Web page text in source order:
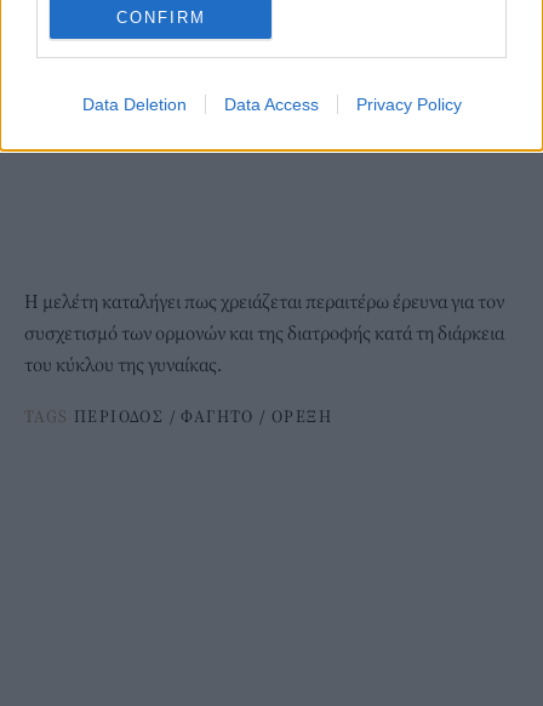
CONFIRM
Data Deletion Data Access Privacy Policy
Η μελέτη καταλήγει πως χρειάζεται περαιτέρω έρευνα για τον
συσχετισμό των ορμονών και της διατροφής κατά τη διάρκεια
του κύκλου της γυναίκας.
TAGS ΠΕΡΙΟΔΟΣ / ΦΑΓΗΤΟ / ΟΡΕΞΗ